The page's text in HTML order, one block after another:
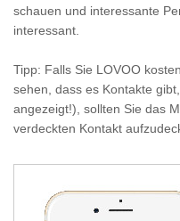
schauen und interessante
interessant.
Tipp: Falls Sie LOVOO
sehen, dass es Kontakte
angezeigt!), sollten Sie das
verdeckten Kontakt